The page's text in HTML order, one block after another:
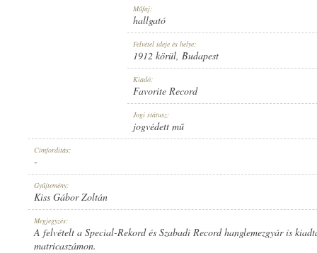
LEMEZSZÁM:
Műfaj:
hallgató
Felvétel ideje és helye:
1912 körül, Budapest
Kiadó:
Favorite Record
Jogi státusz:
jogvédett mű
Címfordítás:
-
Gyűjtemény:
Kiss Gábor Zoltán
Megjegyzés:
A felvételt a Special-Rekord és Szabadi Record hanglemezgyár is
matricaszámon.